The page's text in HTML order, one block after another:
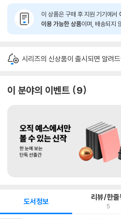
이 상품은 구매 후 지원 기기에서
이용 가능한 상품이며, 배송되지
시리즈의 신상품이 출시되면 알려
이 분야의 이벤트 9
도서정보 리뷰/한줄
5